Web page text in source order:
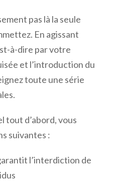
pas là la seule
En agissant
à-dire par votre
et l’introduction du
toute une série
tout d’abord, vous
suivantes :
l’interdiction de